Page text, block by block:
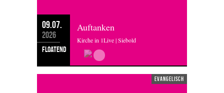
09.07.
2026
floatend
Auftanken
Kirche in 1Live | Siebold
evangelisch